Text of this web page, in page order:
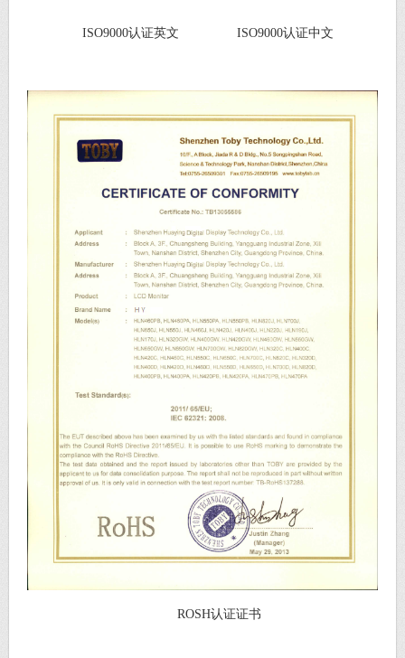
ISO9000认证英文 ISO9000认证中文
ROSH认证证书